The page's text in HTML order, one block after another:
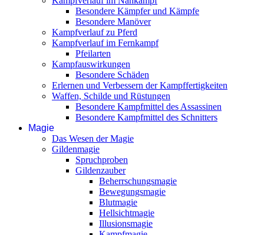
Besondere Kämpfer und Kämpfe
Besondere Manöver
Kampfverlauf zu Pferd
Kampfverlauf im Fernkampf
Pfeilarten
Kampfauswirkungen
Besondere Schäden
Erlernen und Verbessern der Kampffertigkeiten
Waffen, Schilde und Rüstungen
Besondere Kampfmittel des Assassinen
Besondere Kampfmittel des Schnitters
Magie
Das Wesen der Magie
Gildenmagie
Spruchproben
Gildenzauber
Beherrschungsmagie
Bewegungsmagie
Blutmagie
Hellsichtmagie
Illusionsmagie